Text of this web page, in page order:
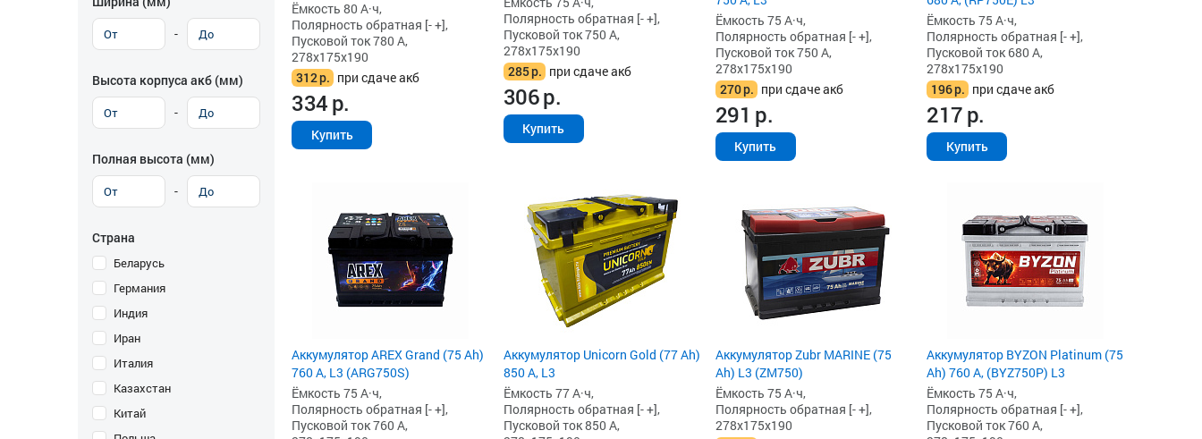
-
Высота корпуса акб (мм)
-
Полная высота (мм)
-
Страна
Беларусь
Германия
Индия
Иран
Италия
Казахстан
Китай
Ёмкость 80 А·ч,
Полярность обратная [- +],
Пусковой ток 780 А,
278x175x190
312р. при сдаче акб
334р.
Купить
Полярность обратная [- +],
Пусковой ток 750 А,
278x175x190
285р. при сдаче акб
306р.
Купить
Ёмкость 75 А·ч,
Полярность обратная [- +],
Пусковой ток 750 А,
278x175x190
270р. при сдаче акб
291 р.
Купить
Ёмкость 75 А·ч,
Полярность обратная [- +],
Пусковой ток 680 А,
278x175x190
196р. при сдаче акб
217р.
Купить
Аккумулятор AREX Grand (75 Ah)
760 А, L3 (ARG750S)
Ёмкость 75 А·ч,
Полярность обратная [- +],
Пусковой ток 760 А,
Аккумулятор Unicorn Gold (77 Ah)
850 А, L3
Ёмкость 77 А·ч,
Полярность обратная [- +],
Пусковой ток 850 А,
Аккумулятор Zubr MARINE (75
Ah) L3 (ZM750)
Ёмкость 75 А·ч,
Полярность обратная [- +],
278x175x190
Аккумулятор BYZON Platinum (75
Ah) 760 А, (BYZ750P) L3
Ёмкость 75 А·ч,
Полярность обратная [- +],
Пусковой ток 760 А,